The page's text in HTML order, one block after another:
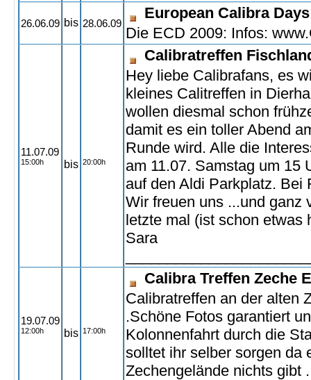
26.06.09 bis 28.06.09
European Calibra
Die ECD 2009: Infos:
11.07.09
15:00h bis 20:00h
Calibratreffen
Hey liebe Calibrafans, es
kleines Calitreffen in
wollen diesmal schon
damit es ein toller Abend
Runde wird. Alle die
am 11.07. Samstag um 15
auf den Aldi Parkplatz. Bei
Wir freuen uns ...und ganz
letzte mal (ist schon etwas
Sara
19.07.09
12:00h bis 17:00h
Calibra Treffen Zeche
Calibratreffen an der alten
.Schöne Fotos garantiert
Kolonnenfahrt durch die
solltet ihr selber sorgen da
Zechengelände nichts gibt .